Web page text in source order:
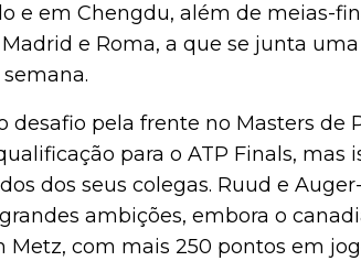
e em Chengdu, além de meias-
e Roma, a que se junta
pela frente no Masters de
para o ATP Finals, mas
dos seus colegas. Ruud e
ambições, embora o
com mais 250 pontos em